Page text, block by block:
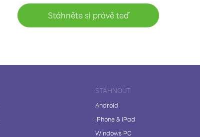
Stáhněte si právě teď
STÁHNOUT
Android
iPhone & iPad
Windows PC